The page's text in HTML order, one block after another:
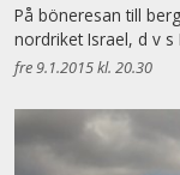
På böneresan till
nordriket Israel, d v
fre 9.1.2015 kl. 20.30